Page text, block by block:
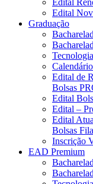
Edital
Graduação
Edital de
Bolsas
Edital
Edital –
Edital
Bolsas
Inscrição
EAD Premium